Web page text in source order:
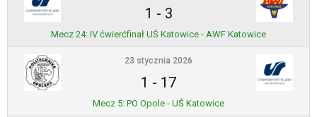
1 - 3
Mecz 24: IV ćwierćfinał UŚ Katowice - AWF Katowice
23 stycznia 2026
1 - 17
Mecz 5: PO Opole - UŚ Katowice